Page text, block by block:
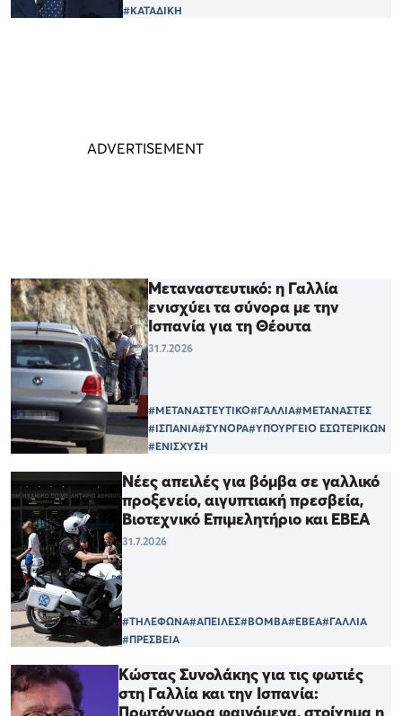
#ΚΑΤΑΔΙΚΗ
Μεταναστευτικό: η Γαλλία
ενισχύει τα σύνορα με την
Ισπανία για τη Θέουτα
31.7.2026
#ΜΕΤΑΝΑΣΤΕΥΤΙΚΟ#ΓΑΛΛΙΑ#ΜΕΤΑΝΑΣΤΕΣ
#ΙΣΠΑΝΙΑ#ΣΥΝΟΡΑ#ΥΠΟΥΡΓΕΙΟ ΕΣΩΤΕΡΙΚΩΝ
#ΕΝΙΣΧΥΣΗ
Νέες απειλές για βόμβα σε γαλλικό
προξενείο, αιγυπτιακή πρεσβεία,
Βιοτεχνικό Επιμελητήριο και ΕΒΕΑ
31.7.2026
#ΤΗΛΕΦΩΝΑ#ΑΠΕΙΛΕΣ#ΒΟΜΒΑ#ΕΒΕΑ#ΓΑΛΛΙΑ
#ΠΡΕΣΒΕΙΑ
Κώστας Συνολάκης για τις φωτιές
στη Γαλλία και την Ισπανία:
Πρωτόγνωρα φαινόμενα, στοίχημα η